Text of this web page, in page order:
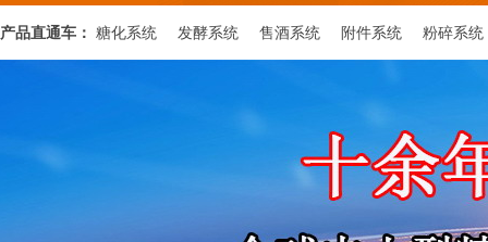
产品直通车： 糖化系统 发酵系统 售酒系统 附件系统 粉碎系统